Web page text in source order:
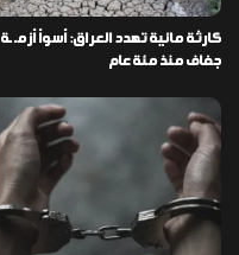
كارثة مائية تهدد العراق: أسوأ أزمـ ـة
جفاف منذ مئة عام